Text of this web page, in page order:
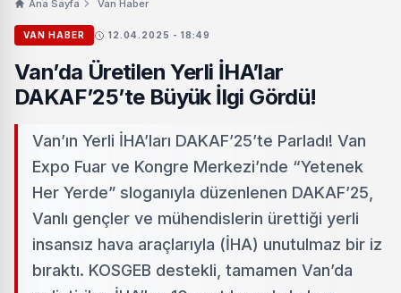
Ana Sayfa Van Haber
VAN HABER 12.04.2025 - 18:49
Van’da Üretilen Yerli İHA’lar
DAKAF’25’te Büyük İlgi Gördü!
Van’ın Yerli İHA’ları DAKAF’25’te Parladı! Van
Expo Fuar ve Kongre Merkezi’nde “Yetenek
Her Yerde” sloganıyla düzenlenen DAKAF’25,
Vanlı gençler ve mühendislerin ürettiği yerli
insansız hava araçlarıyla (İHA) unutulmaz bir iz
bıraktı. KOSGEB destekli, tamamen Van’da